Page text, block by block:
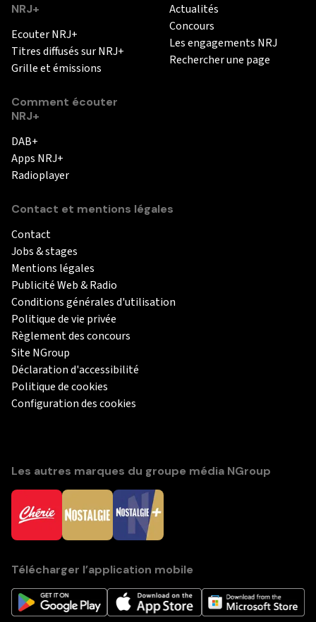
NRJ+
Ecouter NRJ+
Titres diffusés sur NRJ+
Grille et émissions
Comment écouter
NRJ+
DAB+
Apps NRJ+
Radioplayer
Actualités
Concours
Les engagements NRJ
Rechercher une page
Contact et mentions légales
Contact
Jobs & stages
Mentions légales
Publicité Web & Radio
Conditions générales d'utilisation
Politique de vie privée
Règlement des concours
Site NGroup
Déclaration d'accessibilité
Politique de cookies
Configuration des cookies
Les autres marques du groupe média NGroup
Télécharger l’application mobile